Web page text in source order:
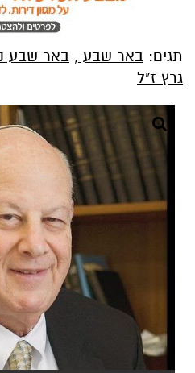
תגים: באר שבע , באר שבע
גרץ ז"ל